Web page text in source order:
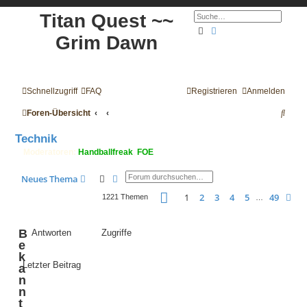
Titan Quest ~~
Grim Dawn
SucheErweiterte Suche
Schnellzugriff FAQ Anmelden
Registrieren
Foren-Übersicht
S
Technik
Moderatoren: Handballfreak FOE
Neues Thema SucheErweiterte Suche
1221 Themen Seite von49
1 2 3 4 5 49
B
e
k
a
n
n
t
Antworten Zugriffe
Letzter Beitrag